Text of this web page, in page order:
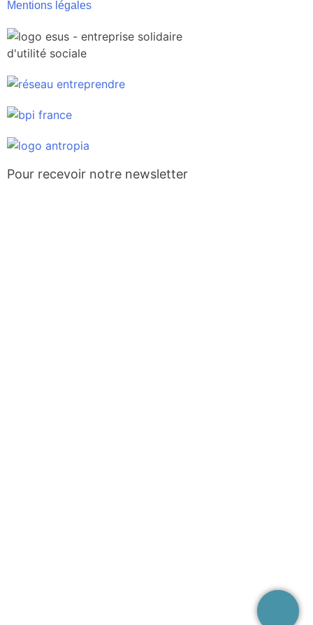
Mentions légales
Pour recevoir notre newsletter